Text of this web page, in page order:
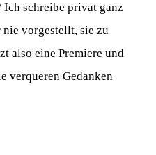
Ich schreibe privat ganz
nie vorgestellt, sie zu
also eine Premiere und
verqueren Gedanken